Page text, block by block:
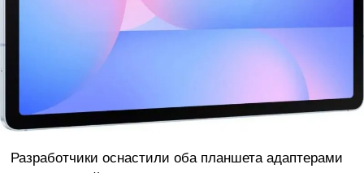
Разработчики оснастили оба планшета адаптерами